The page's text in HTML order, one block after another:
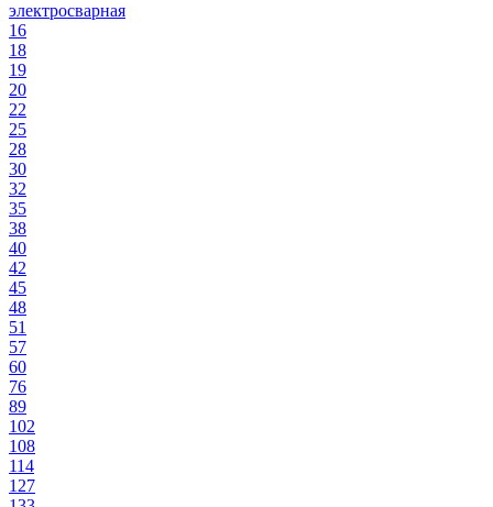
электросварная
16
18
19
20
22
25
28
30
32
35
38
40
42
45
48
51
57
60
76
89
102
108
114
127